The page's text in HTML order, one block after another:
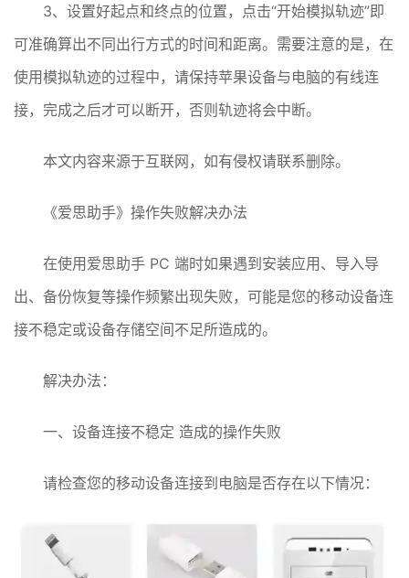
3、设置好起点和终点的位置，点击“开始模拟轨迹”即
可准确算出不同出行方式的时间和距离。需要注意的是，在
使用模拟轨迹的过程中，请保持苹果设备与电脑的有线连
接，完成之后才可以断开，否则轨迹将会中断。
本文内容来源于互联网，如有侵权请联系删除。
《爱思助手》操作失败解决办法
在使用爱思助手 PC 端时如果遇到安装应用、导入导
出、备份恢复等操作频繁出现失败，可能是您的移动设备连
接不稳定或设备存储空间不足所造成的。
解决办法：
一、设备连接不稳定 造成的操作失败
请检查您的移动设备连接到电脑是否存在以下情况：